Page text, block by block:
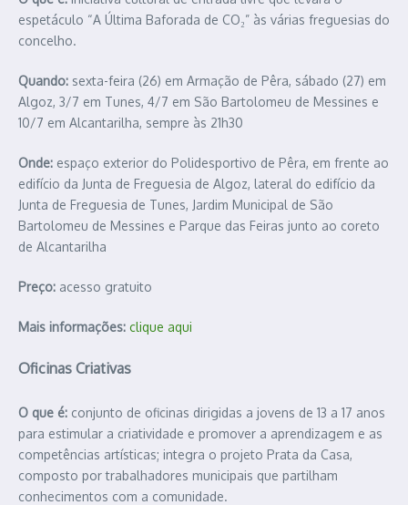
espetáculo “A Última Baforada de CO₂” às várias freguesias do
concelho.
Quando: sexta-feira (26) em Armação de Pêra, sábado (27) em
Algoz, 3/7 em Tunes, 4/7 em São Bartolomeu de Messines e
10/7 em Alcantarilha, sempre às 21h30
Onde: espaço exterior do Polidesportivo de Pêra, em frente ao
edifício da Junta de Freguesia de Algoz, lateral do edifício da
Junta de Freguesia de Tunes, Jardim Municipal de São
Bartolomeu de Messines e Parque das Feiras junto ao coreto
de Alcantarilha
Preço: acesso gratuito
Mais informações: clique aqui
Oficinas Criativas
O que é: conjunto de oficinas dirigidas a jovens de 13 a 17 anos
para estimular a criatividade e promover a aprendizagem e as
competências artísticas; integra o projeto Prata da Casa,
composto por trabalhadores municipais que partilham
conhecimentos com a comunidade.